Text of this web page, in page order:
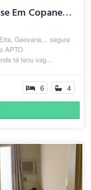
Maravilhosa Suíte Canadense Em Copanema
Geovana… segura
APTO
tá tenu vag...
6 4